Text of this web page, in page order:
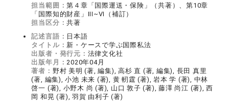
担当範囲：第４章「国際運送・保険」（共著）、第10章
「国際知的財産」III~VI（補訂）
担当区分：共著
記述言語： 日本語
タイトル： 新・ケースで学ぶ国際私法
出版者・発行元： 法律文化社
出版年月：2020年04月
著者： 野村 美明 (著, 編集), 高杉 直 (著, 編集), 長田 真里
(著, 編集), 小池 未来 (著), 黄 軔霆 (著), 岩本 学 (著), 中林
啓一 (著), 小野木 尚 (著), 山口 敦子 (著), 藤澤 尚江 (著), 西
岡 和晃 (著), 羽賀 由利子 (著)